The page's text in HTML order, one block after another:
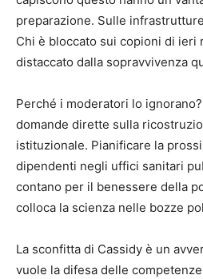
preparazione. Sulle
Chi è bloccato sui copioni di ieri
distaccato dalla sopravvivenza
Perché i moderatori lo
domande dirette sulla
istituzionale. Pianificare la
dipendenti negli uffici sanitari
contano per il benessere della
colloca la scienza nelle bozze
La sconfitta di Cassidy è un
vuole la difesa delle